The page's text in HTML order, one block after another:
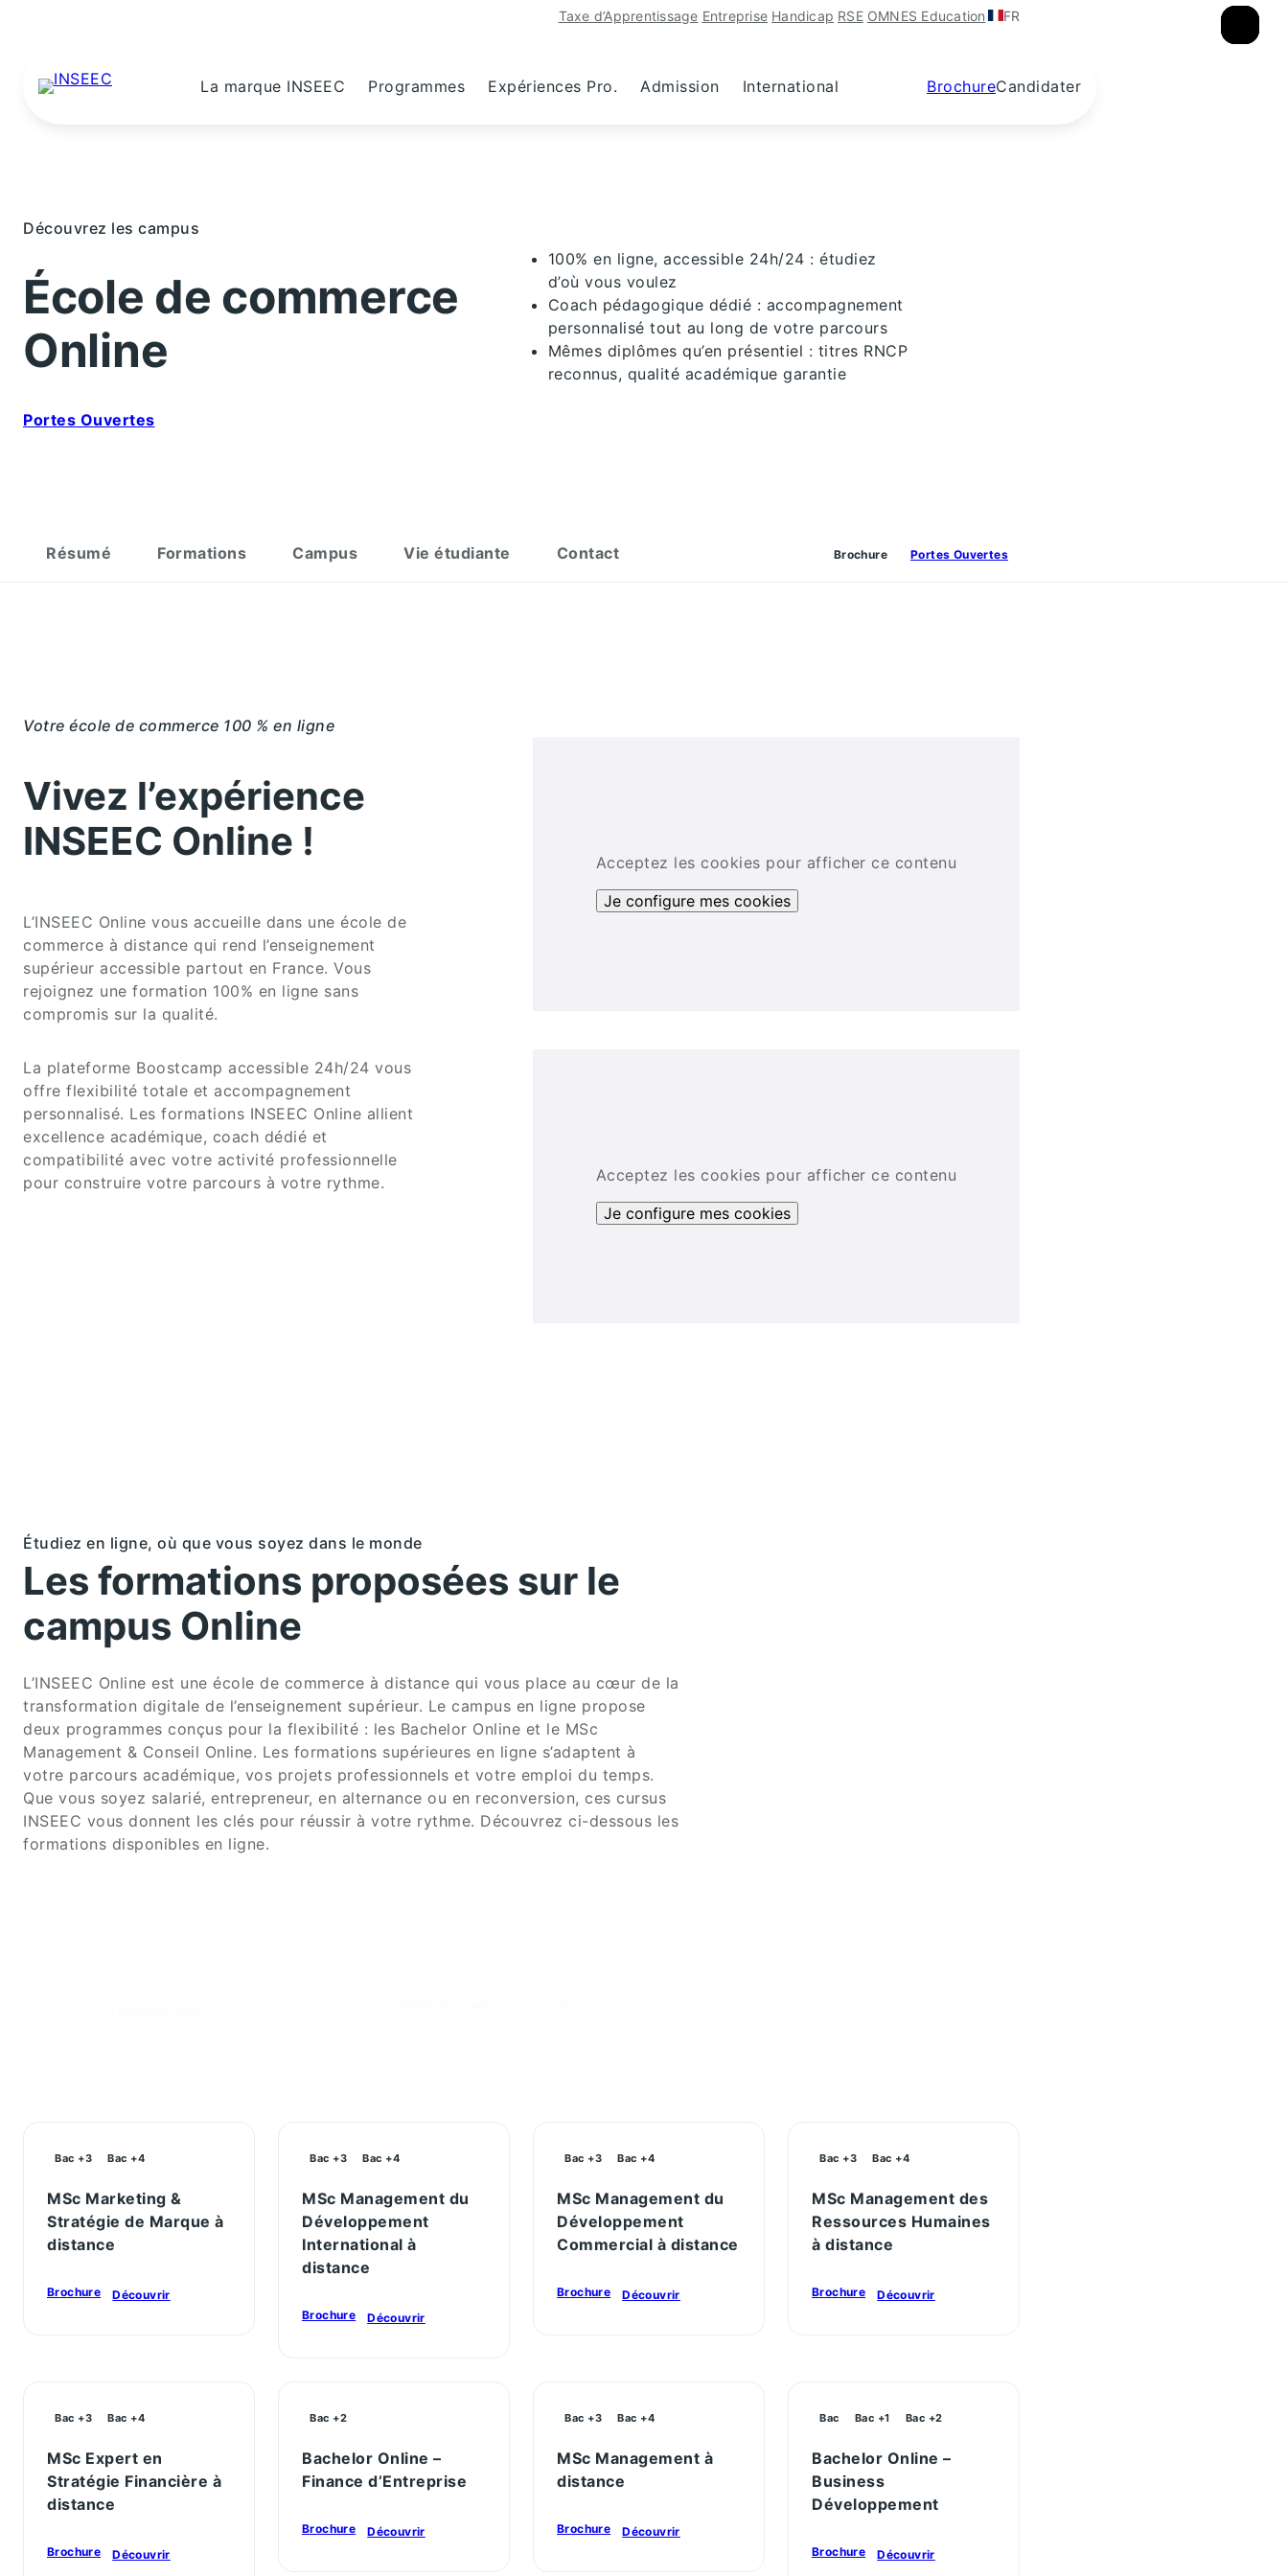
Taxe d’Apprentissage Entreprise Handicap RSE OMNES Education FR
La marque INSEEC Programmes Expériences Pro. Admission International BrochureCandidater
Découvrez les campus
École de commerce
Online
Portes Ouvertes
100% en ligne, accessible 24h/24 : étudiez
d’où vous voulez
Coach pédagogique dédié : accompagnement
personnalisé tout au long de votre parcours
Mêmes diplômes qu’en présentiel : titres RNCP
reconnus, qualité académique garantie
Résumé Formations Campus Vie étudiante Contact Brochure Portes Ouvertes
Votre école de commerce 100 % en ligne
Vivez l’expérience
INSEEC Online !
L’INSEEC Online vous accueille dans une école de
commerce à distance qui rend l’enseignement
supérieur accessible partout en France. Vous
rejoignez une formation 100% en ligne sans
compromis sur la qualité.
La plateforme Boostcamp accessible 24h/24 vous
offre flexibilité totale et accompagnement
personnalisé. Les formations INSEEC Online allient
excellence académique, coach dédié et
compatibilité avec votre activité professionnelle
pour construire votre parcours à votre rythme.
Acceptez les cookies pour afficher ce contenu
Je configure mes cookies
Acceptez les cookies pour afficher ce contenu
Je configure mes cookies
Étudiez en ligne, où que vous soyez dans le monde
Les formations proposées sur le
campus Online
L’INSEEC Online est une école de commerce à distance qui vous place au cœur de la
transformation digitale de l’enseignement supérieur. Le campus en ligne propose
deux programmes conçus pour la flexibilité : les Bachelor Online et le MSc
Management & Conseil Online. Les formations supérieures en ligne s’adaptent à
votre parcours académique, vos projets professionnels et votre emploi du temps.
Que vous soyez salarié, entrepreneur, en alternance ou en reconversion, ces cursus
INSEEC vous donnent les clés pour réussir à votre rythme. Découvrez ci-dessous les
formations disponibles en ligne.
Bac +3 Bac +4
MSc Marketing &
Stratégie de Marque à
distance
Brochure Découvrir
Bac +3 Bac +4
MSc Management du
Développement
International à
distance
Brochure Découvrir
Bac +3 Bac +4
MSc Management du
Développement
Commercial à distance
Brochure Découvrir
Bac +3 Bac +4
MSc Management des
Ressources Humaines
à distance
Brochure Découvrir
Bac +3 Bac +4
MSc Expert en
Stratégie Financière à
distance
Brochure Découvrir
Bac +2
Bachelor Online –
Finance d’Entreprise
Brochure Découvrir
Bac +3 Bac +4
MSc Management à
distance
Brochure Découvrir
Bac Bac +1 Bac +2
Bachelor Online –
Business
Développement
Brochure Découvrir